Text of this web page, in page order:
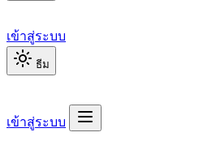
เข้าสู่ระบบ
ธีม
เข้าสู่ระบบ